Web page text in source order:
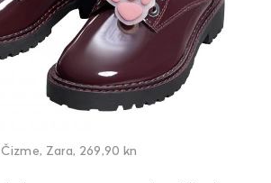
Čizme, Zara, 269,90 kn